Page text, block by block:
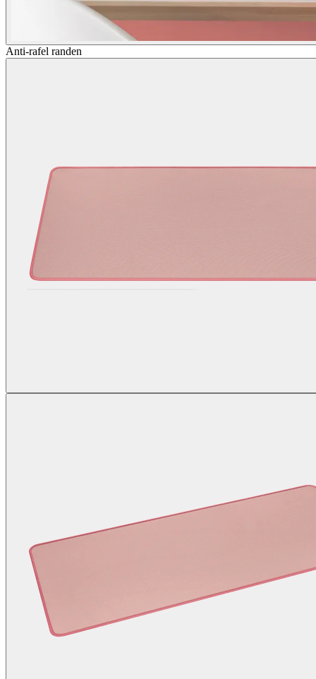
Anti-rafel randen